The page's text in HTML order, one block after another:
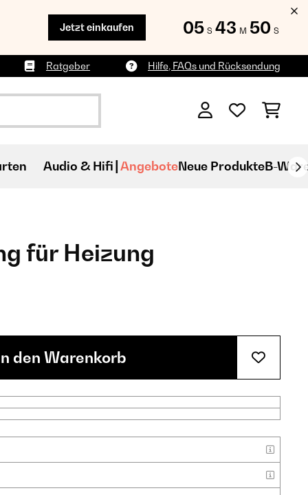
Jetzt einkaufen 05 S 43 M 48 S
Ratgeber Hilfe, FAQs und Rücksendung
Audio & Hifi AngeboteNeue ProdukteB-
für Heizung
den Warenkorb